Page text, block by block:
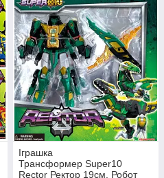
Іграшка
Трансформер Super10
Rector Ректор 19см. Робот